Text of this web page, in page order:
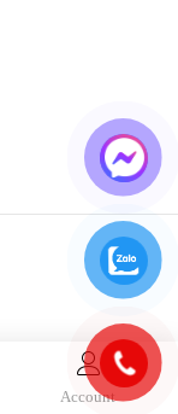
Account